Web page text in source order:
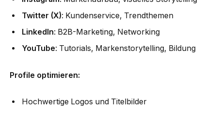
Twitter (X): Kundenservice, Trendthemen
LinkedIn: B2B-Marketing, Networking
YouTube: Tutorials, Markenstorytelling, Bildung
Profile optimieren:
Hochwertige Logos und Titelbilder